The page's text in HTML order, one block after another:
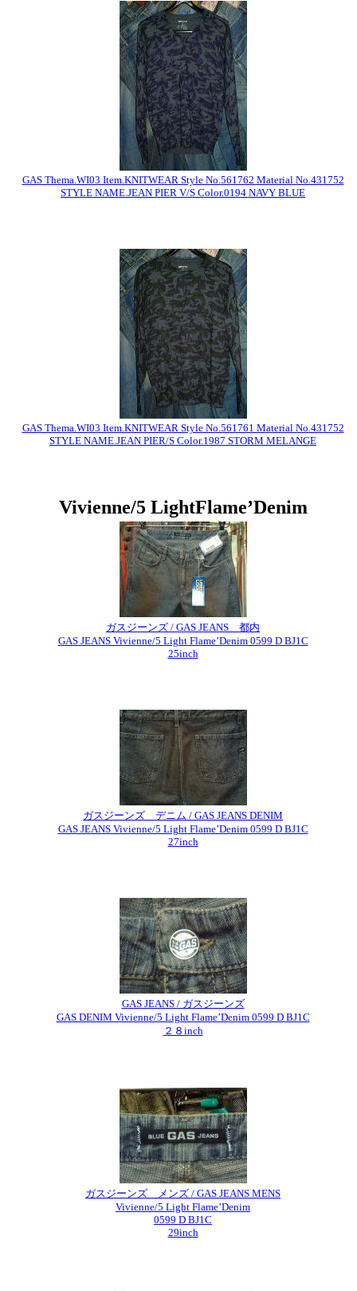
GAS Thema.WI03 Item.KNITWEAR Style No.561762 Material No.431752
STYLE NAME.JEAN PIER V/S Color.0194 NAVY BLUE
GAS Thema.WI03 Item.KNITWEAR Style No.561761 Material No.431752
STYLE NAME.JEAN PIER/S Color.1987 STORM MELANGE
Vivienne/5 LightFlame’Denim
ガスジーンズ / GAS JEANS 都内
GAS JEANS Vivienne/5 Light Flame’Denim 0599 D BJ1C
25inch
ガスジーンズ デニム / GAS JEANS DENIM
GAS JEANS Vivienne/5 Light Flame’Denim 0599 D BJ1C
27inch
GAS JEANS / ガスジーンズ
GAS DENIM Vivienne/5 Light Flame’Denim 0599 D BJ1C
２８inch
ガスジーンズ メンズ / GAS JEANS MENS
Vivienne/5 Light Flame’Denim
0599 D BJ1C
29inch